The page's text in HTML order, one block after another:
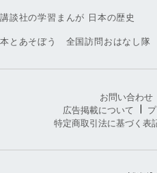
講談社の学習まんが 日本の歴史
本とあそぼう 全国訪問おはなし隊
お問い合わせ
広告掲載について
特定商取引法に基づく表